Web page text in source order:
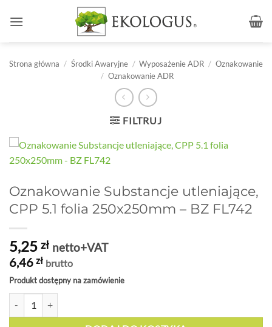
Strona główna / Środki Awaryjne / Wyposażenie ADR / Oznakowanie
/ Oznakowanie ADR
FILTRUJ
Oznakowanie Substancje utleniające,
CPP 5.1 folia 250x250mm – BZ FL742
5,25 zł netto+VAT
6,46 zł brutto
Produkt dostępny na zamówienie